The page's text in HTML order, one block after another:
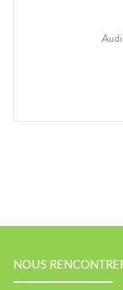
NOUS